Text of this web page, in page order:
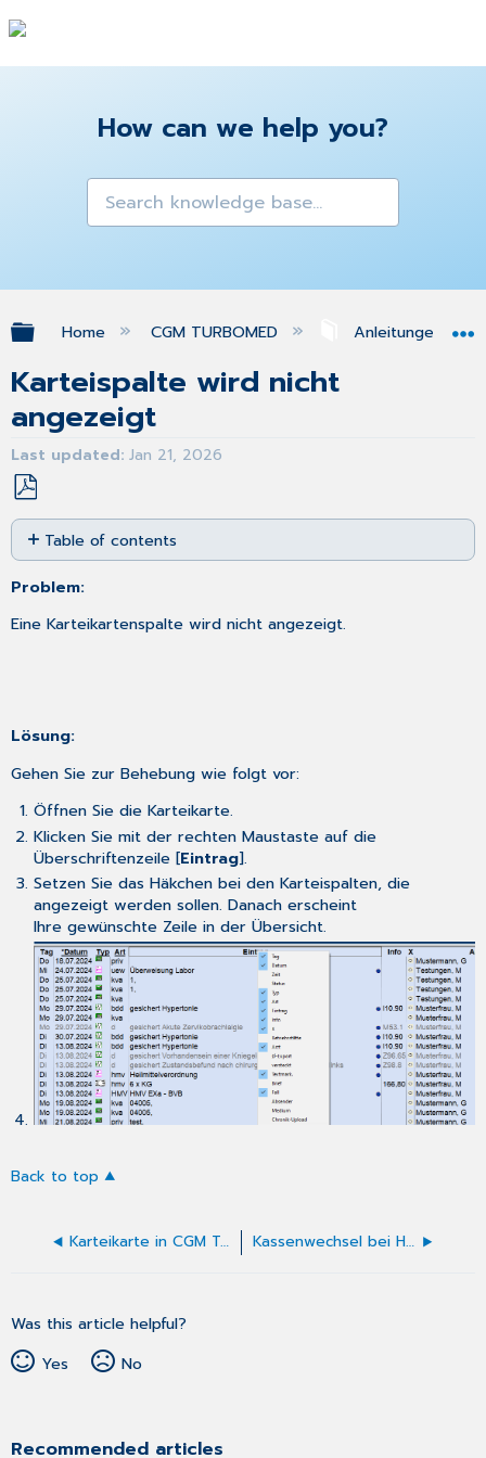
How can we help you?
Expand/collapse global hierarchy
Home CGM TURBOMED Anleitungen &
Karteispalte wird nicht
angezeigt
Last updated Jan 21, 2026
Save
as
PDF
Table of contents
No
headers
Problem:
Eine Karteikartenspalte wird nicht angezeigt.
Lösung:
Gehen Sie zur Behebung wie folgt vor:
Öffnen Sie die Karteikarte.
Klicken Sie mit der rechten Maustaste auf die
Überschriftenzeile [Eintrag].
Setzen Sie das Häkchen bei den Karteispalten, die
angezeigt werden sollen. Danach erscheint
Ihre gewünschte Zeile in der Übersicht.
Back to top
Karteikarte in CGM TurboMed durch Passwort gesperrt – Passwort vergessen Kassenwechsel bei HZV-Patienten
Was this article helpful?
Yes
No
Recommended articles